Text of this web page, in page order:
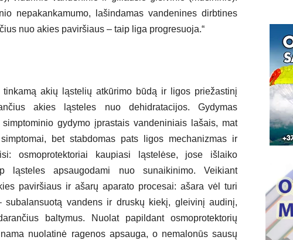
nepakankamumo, lašindamas vandenines dirbtines
nuo akies paviršiaus – taip liga progresuoja.“
akių ląstelių atkūrimo būdą ir ligos priežastinį
akies ląsteles nuo dehidratacijos. Gydymas
gydymo įprastais vandeniniais lašais, mat
bet stabdomas pats ligos mechanizmas ir
osmoprotektoriai kaupiasi ląstelėse, jose išlaiko
ląsteles apsaugodami nuo sunaikinimo. Veikiant
paviršiaus ir ašarų aparato procesai: ašara vėl turi
subalansuotą vandens ir druskų kiekį, gleivinį audinį,
baltymus. Nuolat papildant osmoprotektorių
nuolatinė ragenos apsauga, o nemalonūs sausų